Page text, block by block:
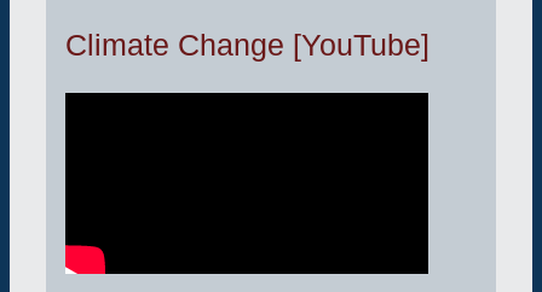
Climate Change [YouTube]